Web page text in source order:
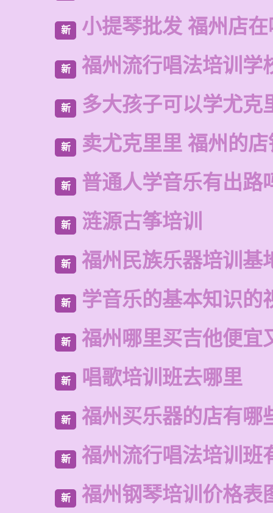
新 小提琴批发 福州店
新 福州流行唱法培训学
新 多大孩子可以学尤克
新 卖尤克里里 福州的店
新 普通人学音乐有出路
新 涟源古筝培训
新 福州民族乐器培训基
新 学音乐的基本知识的
新 福州哪里买吉他便宜
新 唱歌培训班去哪里
新 福州买乐器的店有哪
新 福州流行唱法培训班
新 福州钢琴培训价格表